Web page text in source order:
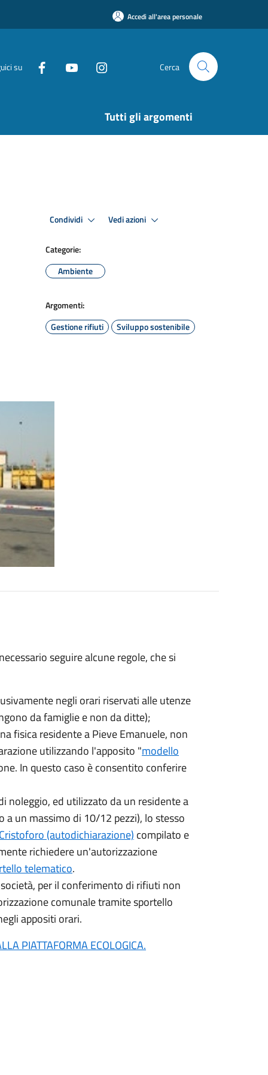
Accedi all'area personale
su Cerca
Tutti gli argomenti
Condividi Vedi azioni
Categorie:
Ambiente
Argomenti:
Gestione rifiuti
Sviluppo sostenibile
seguire alcune regole, che si
negli orari riservati alle utenze
da famiglie e non da ditte);
fisica residente a Pieve Emanuele, non
utilizzando l'apposito "modello
In questo caso è consentito conferire
noleggio, ed utilizzato da un residente a
un massimo di 10/12 pezzi), lo stesso
(autodichiarazione) compilato e
richiedere un'autorizzazione
telematico.
per il conferimento di rifiuti non
comunale tramite sportello
appositi orari.
PIATTAFORMA ECOLOGICA.